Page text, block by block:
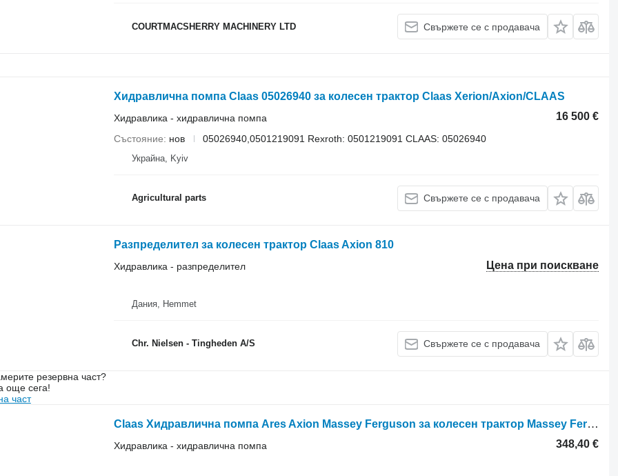
COURTMACSHERRY MACHINERY LTD Свържете се с продавача
Хидравлична помпа Claas 05026940 за колесен трактор Claas Xerion/Axion/CLAAS
16 500 €
Хидравлика - хидравлична помпа
Състояние
нов 05026940,0501219091 Rexroth: 0501219091 CLAAS: 05026940
Украйна, Kyiv
Agricultural parts Свържете се с продавача
Разпределител за колесен трактор Claas Axion 810
Цена при поискване
Хидравлика - разпределител
Дания, Hemmet
Chr. Nielsen - Tingheden A/S Свържете се с продавача
резервна част?
още сега!
част
Claas Хидравлична помпа Ares Axion Massey Ferguson за колесен трактор Massey Ferguson Ares Axion
348,40 €
Хидравлика - хидравлична помпа